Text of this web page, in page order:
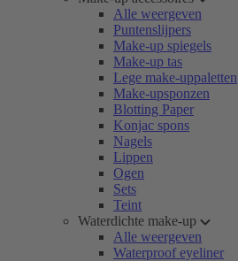
Alle weergeven
Puntenslijpers
Make-up spiegels
Make-up tas
Lege make-uppaletten
Make-upsponzen
Blotting Paper
Konjac spons
Nagels
Lippen
Ogen
Sets
Teint
Waterdichte make-up
Alle weergeven
Waterproof eyeliner